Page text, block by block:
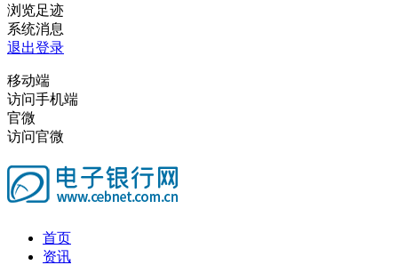
浏览足迹
系统消息
退出登录
移动端
访问手机端
官微
访问官微
首页
资讯